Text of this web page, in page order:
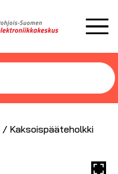
/ Kaksoispääteholkki